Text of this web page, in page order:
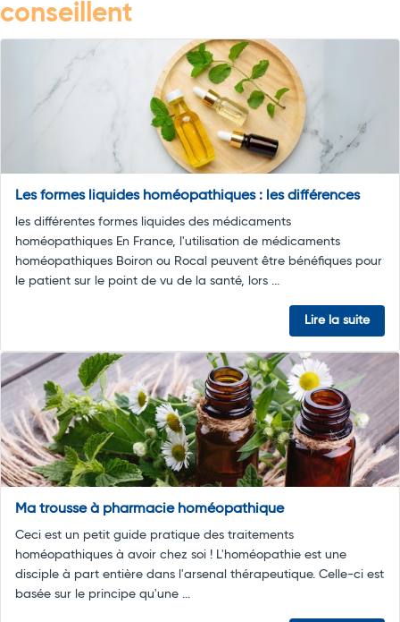
conseillent
Les formes liquides homéopathiques : les différences
les différentes formes liquides des médicaments
homéopathiques En France, l'utilisation de médicaments
homéopathiques Boiron ou Rocal peuvent être bénéfiques pour
le patient sur le point de vu de la santé, lors ...
Lire la suite
Ma trousse à pharmacie homéopathique
Ceci est un petit guide pratique des traitements
homéopathiques à avoir chez soi ! L'homéopathie est une
disciple à part entière dans l'arsenal thérapeutique. Celle-ci est
basée sur le principe qu'une ...